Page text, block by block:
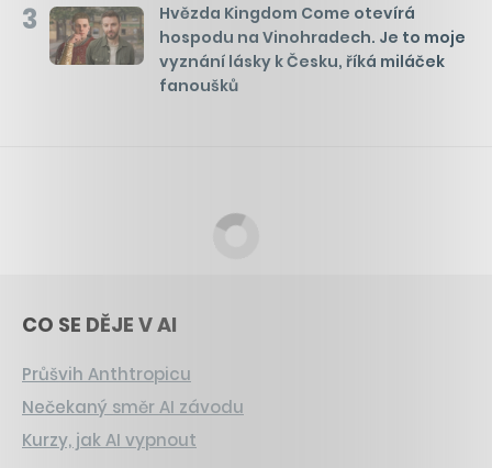
3
Hvězda Kingdom Come otevírá
hospodu na Vinohradech. Je to moje
vyznání lásky k Česku, říká miláček
fanoušků
CO SE DĚJE V AI
Průšvih Anthtropicu
Nečekaný směr AI závodu
Kurzy, jak AI vypnout